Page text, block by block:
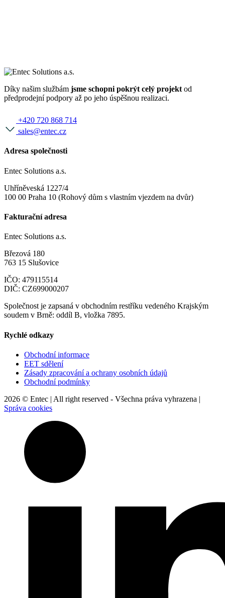
Díky našim službám jsme schopni pokrýt celý projekt od
předprodejní podpory až po jeho úspěšnou realizaci.
+420 720 868 714
sales@entec.cz
Adresa společnosti
Entec Solutions a.s.
Uhříněveská 1227/4
100 00 Praha 10 (Rohový dům s vlastním vjezdem na dvůr)
Fakturační adresa
Entec Solutions a.s.
Březová 180
763 15 Slušovice
IČO: 479115514
DIČ: CZ699000207
Společnost je zapsaná v obchodním restříku vedeného Krajským
soudem v Brně: oddíl B, vložka 7895.
Rychlé odkazy
Obchodní informace
EET sdělení
Zásady zpracování a ochrany osobních údajů
Obchodní podmínky
2026 © Entec | All right reserved - Všechna práva vyhrazena |
Správa cookies